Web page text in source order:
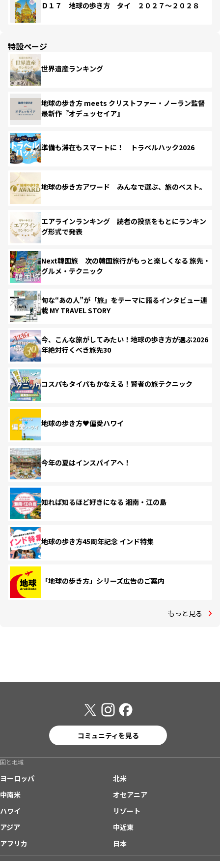
Ｄ１７ 地球の歩き方 タイ ２０２７～２０２８
特設ページ
世界遺産ランキング
地球の歩き方 meets クリストファー・ノーラン監督
最新作『オデュッセイア』
準備も滞在もスマートに！ トラベルハック2026
地球の歩き方アワード みんなで選ぶ、旅のベスト。
エアラインランキング 読者の投票をもとにランキン
グ形式で発表
Next韓国旅 次の韓国旅行がもっと楽しくなる 旅先・
グルメ・テクニック
旬な“あの人”が「旅」をテーマに語るインタビュー連
載 MY TRAVEL STORY
今、こんな旅がしてみたい！地球の歩き方が選ぶ2026
年絶対行くべき旅先30
コスパもタイパもかなえる！賢者の旅テクニック
地球の歩き方♥偏愛ハワイ
今年の夏はインスパイアへ！
知れば知るほど好きになる 湘南・江の島
地球の歩き方45周年記念 インド特集
「地球の歩き方」シリーズ広告のご案内
もっと見る
コミュニティを見る
国と地域
ヨーロッパ
北米
中南米
オセアニア
ハワイ
リゾート
アジア
中近東
アフリカ
日本